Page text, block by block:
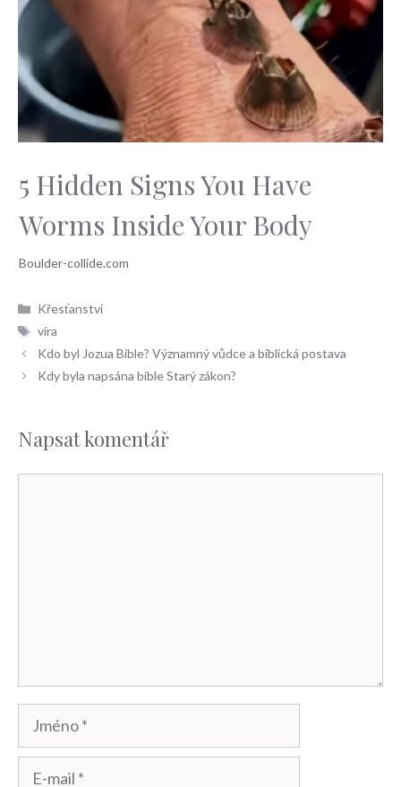
5 Hidden Signs You Have
Worms Inside Your Body
Rubriky
Křesťanství
Štítky
víra
Kdo byl Jozua Bible? Významný vůdce a biblická postava
Kdy byla napsána bible Starý zákon?
Napsat komentář
Jméno